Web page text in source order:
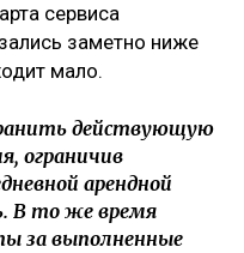
сервиса
заметно ниже
мало.
действующую
ограничив
арендной
В то же время
за выполненные